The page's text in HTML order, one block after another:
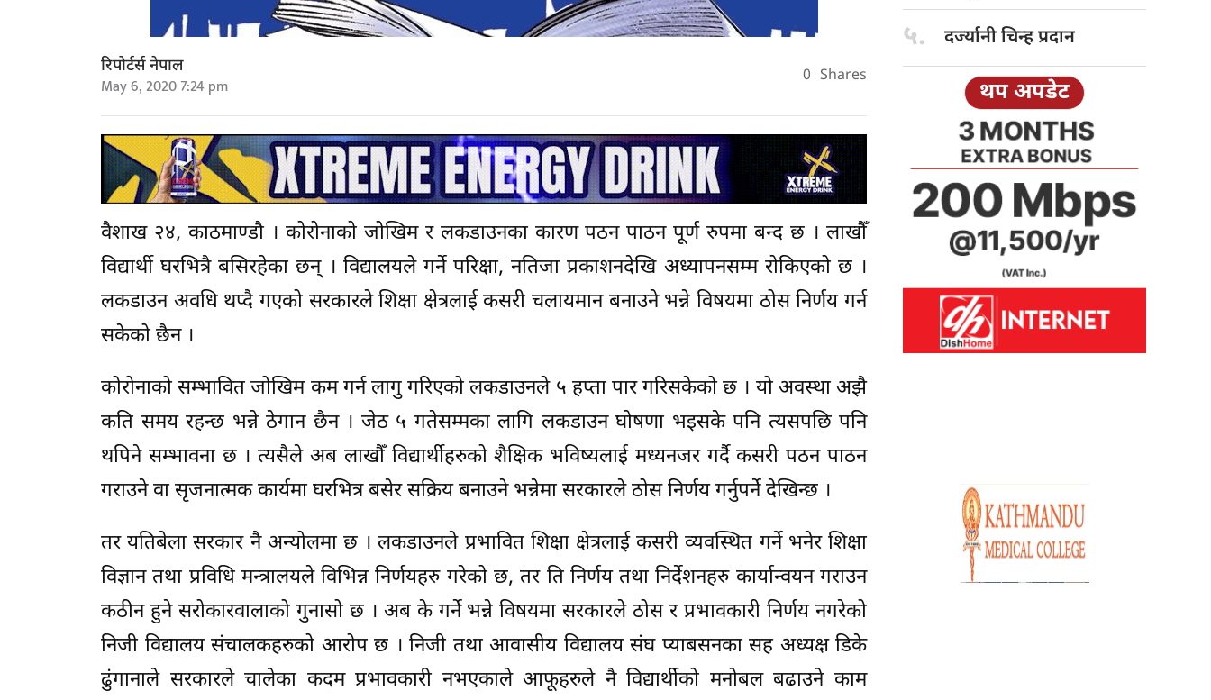
रिपोर्टर्स नेपाल
May 6, 2020 7:24 pm 0 Shares
वैशाख २४, काठमाण्डौ । कोरोनाको जोखिम र लकडाउनका कारण पठन पाठन पूर्ण रुपमा बन्द छ । लाखौँ
विद्यार्थी घरभित्रै बसिरहेका छन् । विद्यालयले गर्ने परिक्षा, नतिजा प्रकाशनदेखि अध्यापनसम्म रोकिएको छ ।
लकडाउन अवधि थप्दै गएको सरकारले शिक्षा क्षेत्रलाई कसरी चलायमान बनाउने भन्ने विषयमा ठोस निर्णय गर्न
सकेको छैन ।
कोरोनाको सम्भावित जोखिम कम गर्न लागु गरिएको लकडाउनले ५ हप्ता पार गरिसकेको छ । यो अवस्था अझै
कति समय रहन्छ भन्ने ठेगान छैन । जेठ ५ गतेसम्मका लागि लकडाउन घोषणा भइसके पनि त्यसपछि पनि
थपिने सम्भावना छ । त्यसैले अब लाखौँ विद्यार्थीहरुको शैक्षिक भविष्यलाई मध्यनजर गर्दै कसरी पठन पाठन
गराउने वा सृजनात्मक कार्यमा घरभित्र बसेर सक्रिय बनाउने भन्नेमा सरकारले ठोस निर्णय गर्नुपर्ने देखिन्छ ।
तर यतिबेला सरकार नै अन्योलमा छ । लकडाउनले प्रभावित शिक्षा क्षेत्रलाई कसरी व्यवस्थित गर्ने भनेर शिक्षा
विज्ञान तथा प्रविधि मन्त्रालयले विभिन्न निर्णयहरु गरेको छ, तर ति निर्णय तथा निर्देशनहरु कार्यान्वयन गराउन
कठीन हुने सरोकारवालाको गुनासो छ । अब के गर्ने भन्ने विषयमा सरकारले ठोस र प्रभावकारी निर्णय नगरेको
निजी विद्यालय संचालकहरुको आरोप छ । निजी तथा आवासीय विद्यालय संघ प्याबसनका सह अध्यक्ष डिके
ढुंगानाले सरकारले चालेका कदम प्रभावकारी नभएकाले आफूहरुले नै विद्यार्थीको मनोबल बढाउने काम
५. दर्ज्यानी चिन्हप्रदान
थप अपडेट